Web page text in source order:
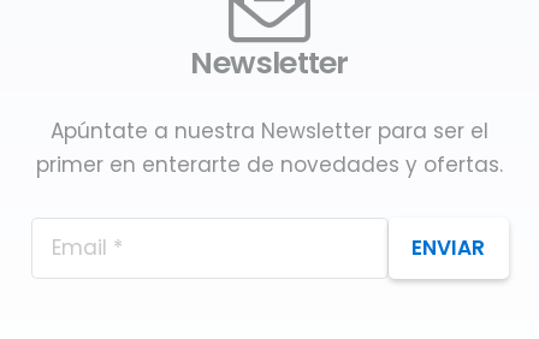
Newsletter
Apúntate a nuestra Newsletter para ser el
primer en enterarte de novedades y ofertas.
ENVIAR